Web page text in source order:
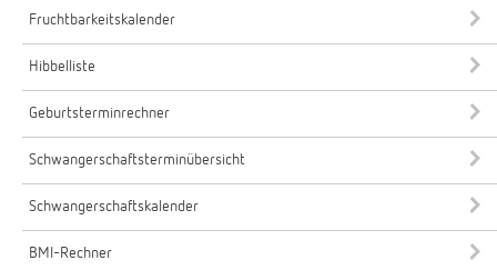
Fruchtbarkeitskalender
Hibbelliste
Geburtsterminrechner
Schwangerschaftsterminübersicht
Schwangerschaftskalender
BMI-Rechner